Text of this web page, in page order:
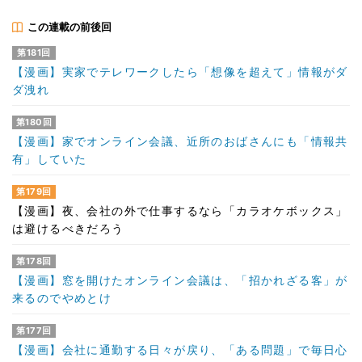
この連載の前後回
第181回
【漫画】実家でテレワークしたら「想像を超えて」情報がダ
ダ洩れ
第180回
【漫画】家でオンライン会議、近所のおばさんにも「情報共
有」していた
第179回
【漫画】夜、会社の外で仕事するなら「カラオケボックス」
は避けるべきだろう
第178回
【漫画】窓を開けたオンライン会議は、「招かれざる客」が
来るのでやめとけ
第177回
【漫画】会社に通勤する日々が戻り、「ある問題」で毎日心